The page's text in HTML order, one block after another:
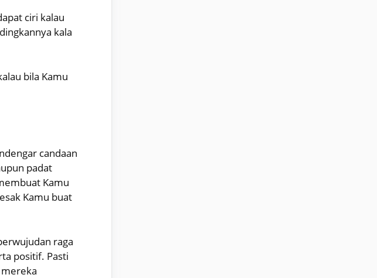
ciri kalau
kala
bila Kamu
candaan
padat
Kamu
Kamu buat
raga
positif. Pasti